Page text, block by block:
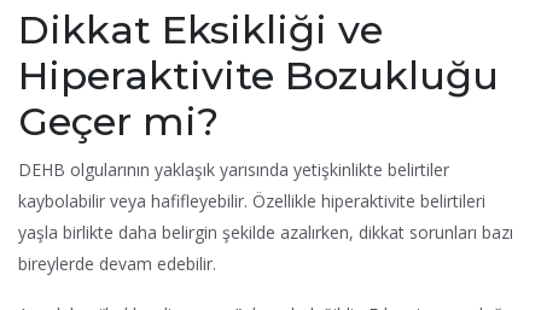
Dikkat Eksikliği ve
Hiperaktivite Bozukluğu
Geçer mi?
DEHB olgularının yaklaşık yarısında yetişkinlikte belirtiler
kaybolabilir veya hafifleyebilir. Özellikle hiperaktivite belirtileri
yaşla birlikte daha belirgin şekilde azalırken, dikkat sorunları bazı
bireylerde devam edebilir.